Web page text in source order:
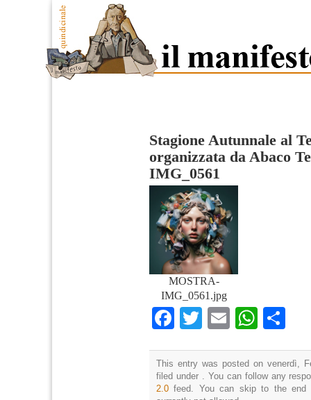
Stagione Autunnale al
organizzata da Abaco
IMG_0561
MOSTRA-
IMG_0561.jpg
Facebook
TwitterEmail
This entry was posted on venerdì,
filed under . You can follow any
2.0 feed. You can skip to the end